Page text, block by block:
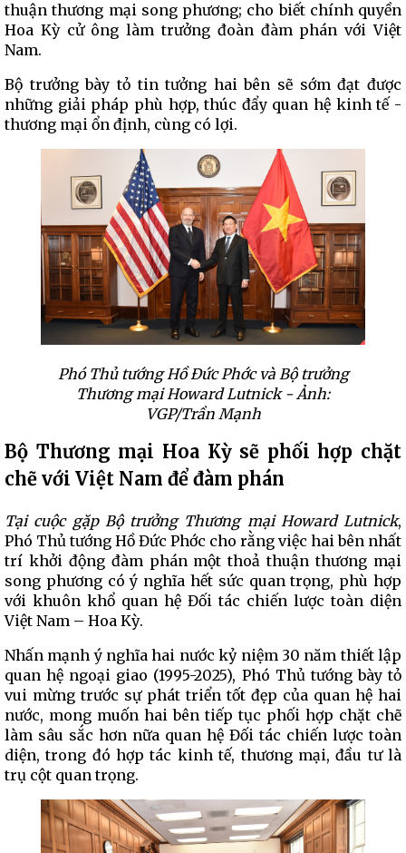
thuận thương mại song phương; cho biết chính quyền
Hoa Kỳ cử ông làm trưởng đoàn đàm phán với Việt
Nam.
Bộ trưởng bày tỏ tin tưởng hai bên sẽ sớm đạt được
những giải pháp phù hợp, thúc đẩy quan hệ kinh tế -
thương mại ổn định, cùng có lợi.
Phó Thủ tướng Hồ Đức Phớc và Bộ trưởng
Thương mại Howard Lutnick - Ảnh:
VGP/Trần Mạnh
Bộ Thương mại Hoa Kỳ sẽ phối hợp chặt
chẽ với Việt Nam để đàm phán
Tại cuộc gặp Bộ trưởng Thương mại Howard Lutnick,
Phó Thủ tướng Hồ Đức Phớc cho rằng việc hai bên nhất
trí khởi động đàm phán một thoả thuận thương mại
song phương có ý nghĩa hết sức quan trọng, phù hợp
với khuôn khổ quan hệ Đối tác chiến lược toàn diện
Việt Nam – Hoa Kỳ.
Nhấn mạnh ý nghĩa hai nước kỷ niệm 30 năm thiết lập
quan hệ ngoại giao (1995-2025), Phó Thủ tướng bày tỏ
vui mừng trước sự phát triển tốt đẹp của quan hệ hai
nước, mong muốn hai bên tiếp tục phối hợp chặt chẽ
làm sâu sắc hơn nữa quan hệ Đối tác chiến lược toàn
diện, trong đó hợp tác kinh tế, thương mại, đầu tư là
trụ cột quan trọng.